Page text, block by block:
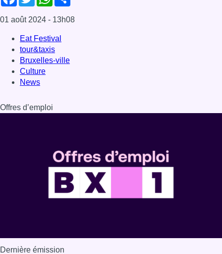
01 août 2024 - 13h08
Eat Festival
tour&taxis
Bruxelles-ville
Culture
News
Offres d’emploi
Dernière émission